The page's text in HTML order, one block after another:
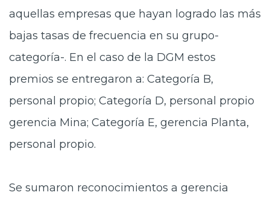
aquellas empresas que hayan logrado las más
bajas tasas de frecuencia en su grupo-
categoría-. En el caso de la DGM estos
premios se entregaron a: Categoría B,
personal propio; Categoría D, personal propio
gerencia Mina; Categoría E, gerencia Planta,
personal propio.
Se sumaron reconocimientos a gerencia